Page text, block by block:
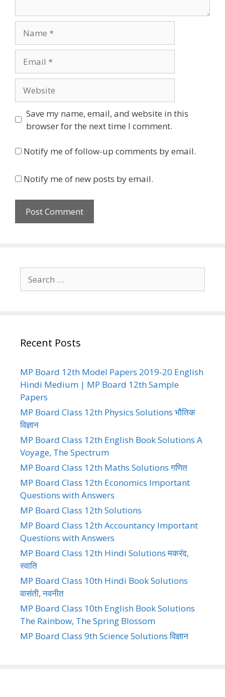
Save my name, email, and website in this
browser for the next time I comment.
Notify me of follow-up comments by email.
Notify me of new posts by email.
for:
Recent Posts
MP Board 12th Model Papers 2019-20 English
Hindi Medium | MP Board 12th Sample
Papers
MP Board Class 12th Physics Solutions भौतिक
विज्ञान
MP Board Class 12th English Book Solutions A
Voyage, The Spectrum
MP Board Class 12th Maths Solutions गणित
MP Board Class 12th Economics Important
Questions with Answers
MP Board Class 12th Solutions
MP Board Class 12th Accountancy Important
Questions with Answers
MP Board Class 12th Hindi Solutions मकरंद,
स्वाति
MP Board Class 10th Hindi Book Solutions
वासंती, नवनीत
MP Board Class 10th English Book Solutions
The Rainbow, The Spring Blossom
MP Board Class 9th Science Solutions विज्ञान